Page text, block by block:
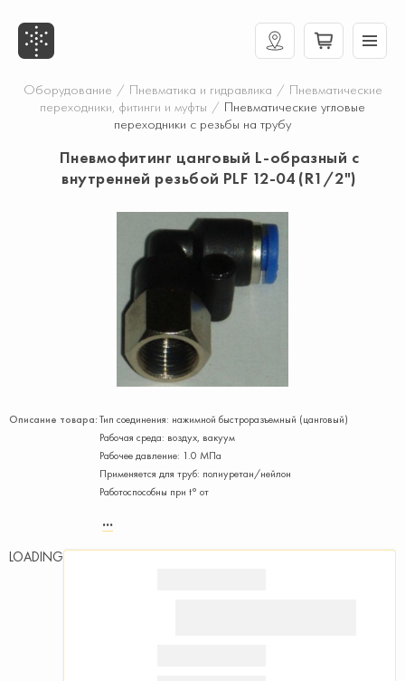
Оборудование / Пневматика и гидравлика / Пневматические
переходники, фитинги и муфты / Пневматические угловые
переходники с резьбы на трубу
Пневмофитинг цанговый L-образный с
внутренней резьбой PLF 12-04 (R1/2")
Описание товара:Тип соединения: нажимной быстроразъемный (цанговый)
Рабочая среда: воздух, вакуум
Рабочее давление: 1.0 МПа
Применяется для труб: полиуретан/нейлон
Работоспособны при t° от
LOADING